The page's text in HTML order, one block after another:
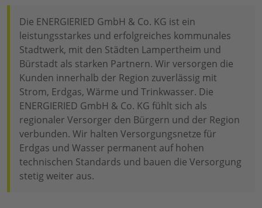
Die ENERGIERIED GmbH & Co. KG ist ein
leistungsstarkes und erfolgreiches kommunales
Stadtwerk, mit den Städten Lampertheim und
Bürstadt als starken Partnern. Wir versorgen die
Kunden innerhalb der Region zuverlässig mit
Strom, Erdgas, Wärme und Trinkwasser. Die
ENERGIERIED GmbH & Co. KG fühlt sich als
regionaler Versorger den Bürgern und der Region
verbunden. Wir halten Versorgungsnetze für
Erdgas und Wasser permanent auf hohen
technischen Standards und bauen die Versorgung
stetig weiter aus.